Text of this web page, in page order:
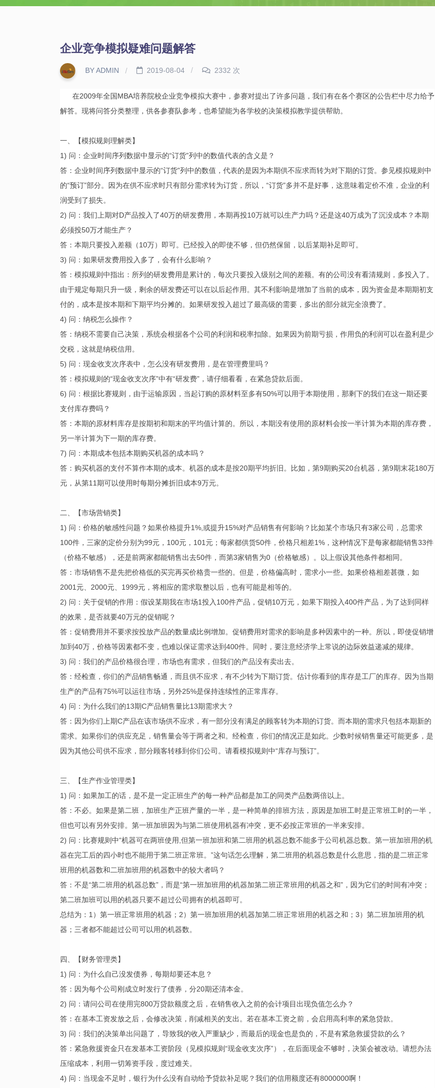
企业竞争模拟疑难问题解答
BY ADMIN 2019-08-04 2332 次
在2009年全国MBA培养院校企业竞争模拟大赛中，参赛对提出了许多问题，我们有在各个赛区的公告栏中尽力给予
解答。现将问答分类整理，供各参赛队参考，也希望能为各学校的决策模拟教学提供帮助。
一、【模拟规则理解类】
1) 问：企业时间序列数据中显示的“订货”列中的数值代表的含义是？
答：企业时间序列数据中显示的“订货”列中的数值，代表的是因为本期供不应求而转为对下期的订货。参见模拟规则中
的“预订”部分。因为在供不应求时只有部分需求转为订货，所以，“订货”多并不是好事，这意味着定价不准，企业的利
润受到了损失。
2) 问：我们上期对D产品投入了40万的研发费用，本期再投10万就可以生产力吗？还是这40万成为了沉没成本？本期
必须投50万才能生产？
答：本期只要投入差额（10万）即可。已经投入的即使不够，但仍然保留，以后某期补足即可。
3) 问：如果研发费用投入多了，会有什么影响？
答：模拟规则中指出：所列的研发费用是累计的，每次只要投入级别之间的差额。有的公司没有看清规则，多投入了。
由于规定每期只升一级，剩余的研发费还可以在以后起作用。其不利影响是增加了当前的成本，因为资金是本期期初支
付的，成本是按本期和下期平均分摊的。如果研发投入超过了最高级的需要，多出的部分就完全浪费了。
4) 问：纳税怎么操作？
答：纳税不需要自己决策，系统会根据各个公司的利润和税率扣除。如果因为前期亏损，作用负的利润可以在盈利是少
交税，这就是纳税信用。
5) 问：现金收支次序表中，怎么没有研发费用，是在管理费里吗？
答：模拟规则的“现金收支次序”中有“研发费”，请仔细看看，在紧急贷款后面。
6) 问：根据比赛规则，由于运输原因，当起订购的原材料至多有50%可以用于本期使用，那剩下的我们在这一期还要
支付库存费吗？
答：本期的原材料库存是按期初和期末的平均值计算的。所以，本期没有使用的原材料会按一半计算为本期的库存费，
另一半计算为下一期的库存费。
7) 问：本期成本包括本期购买机器的成本吗？
答：购买机器的支付不算作本期的成本。机器的成本是按20期平均折旧。比如，第9期购买20台机器，第9期末花180万
元，从第11期可以使用时每期分摊折旧成本9万元。
二、【市场营销类】
1) 问：价格的敏感性问题？如果价格提升1%,或提升15%对产品销售有何影响？比如某个市场只有3家公司，总需求
100件，三家的定价分别为99元，100元，101元；每家都供货50件，价格只相差1%，这种情况下是每家都能销售33件
（价格不敏感），还是前两家都能销售出去50件，而第3家销售为0（价格敏感）。以上假设其他条件都相同。
答：市场销售不是先把价格低的买完再买价格贵一些的。但是，价格偏高时，需求小一些。如果价格相差甚微，如
2001元、2000元、1999元，将相应的需求取整以后，也有可能是相等的。
2) 问：关于促销的作用：假设某期我在市场1投入100件产品，促销10万元，如果下期投入400件产品，为了达到同样
的效果，是否就要40万元的促销呢？
答：促销费用并不要求按投放产品的数量成比例增加。促销费用对需求的影响是多种因素中的一种。所以，即使促销增
加到40万，价格等因素都不变，也难以保证需求达到400件。同时，要注意经济学上常说的边际效益递减的规律。
3) 问：我们的产品价格很合理，市场也有需求，但我们的产品没有卖出去。
答：经检查，你们的产品销售畅通，而且供不应求，有不少转为下期订货。估计你看到的库存是工厂的库存。因为当期
生产的产品有75%可以运往市场，另外25%是保持连续性的正常库存。
4) 问：为什么我们的13期C产品销售量比13期需求大？
答：因为你们上期C产品在该市场供不应求，有一部分没有满足的顾客转为本期的订货。而本期的需求只包括本期新的
需求。如果你们的供应充足，销售量会等于两者之和。经检查，你们的情况正是如此。少数时候销售量还可能更多，是
因为其他公司供不应求，部分顾客转移到你们公司。请看模拟规则中“库存与预订”。
三、【生产作业管理类】
1) 问：如果加工的话，是不是一定正班生产的每一种产品都是加工的同类产品数两倍以上。
答：不必。如果是第二班，加班生产正班产量的一半，是一种简单的排班方法，原因是加班工时是正常班工时的一半，
但也可以有另外安排。第一班加班因为与第二班使用机器有冲突，更不必按正常班的一半来安排。
2) 问：比赛规则中“机器可在两班使用,但第一班加班和第二班用的机器总数不能多于公司机器总数。第一班加班用的机
器在完工后的四小时也不能用于第二班正常班。”这句话怎么理解，第二班用的机器总数是什么意思，指的是二班正常
班用的机器数和二班加班用的机器数中的较大者吗？
答：不是“第二班用的机器总数”，而是“第一班加班用的机器加第二班正常班用的机器之和”，因为它们的时间有冲突；
第二班加班可以用的机器只要不超过公司拥有的机器即可。
总结为：1）第一班正常班用的机器；2）第一班加班用的机器加第二班正常班用的机器之和；3）第二班加班用的机
器；三者都不能超过公司可以用的机器数。
四、【财务管理类】
1) 问：为什么自己没发债券，每期却要还本息？
答：因为每个公司刚成立时发行了债券，分20期还清本金。
2) 问：请问公司在使用完800万贷款额度之后，在销售收入之前的会计项目出现负值怎么办？
答：在基本工资发放之后，会修改决策，削减相关的支出。若在基本工资之前，会启用高利率的紧急贷款。
3) 问：我们的决策单出问题了，导致我的收入严重缺少，而最后的现金也是负的，不是有紧急救援贷款的么？
答：紧急救援资金只在发基本工资阶段（见模拟规则“现金收支次序”），在后面现金不够时，决策会被改动。请想办法
压缩成本，利用一切筹资手段，度过难关。
4) 问：当现金不足时，银行为什么没有自动给予贷款补足呢？我们的信用额度还有8000000啊！